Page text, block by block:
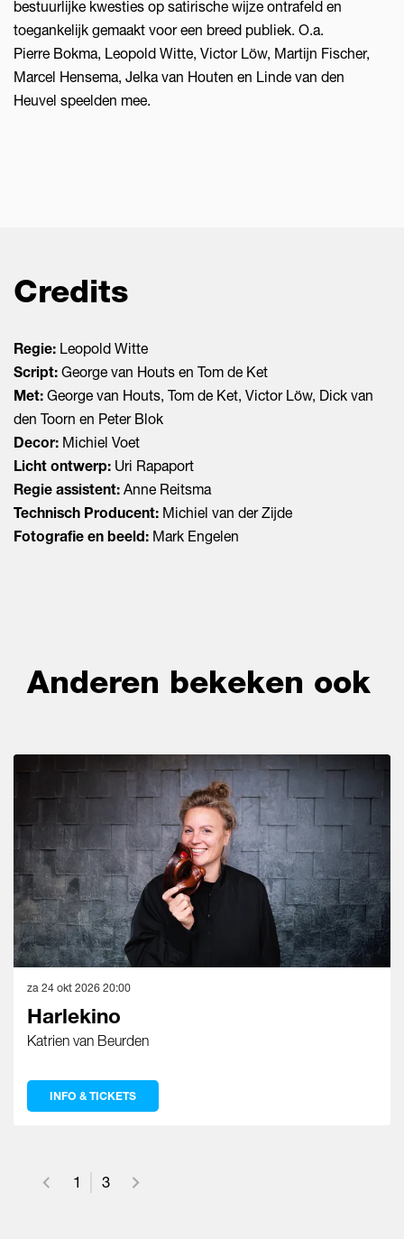
bestuurlijke kwesties op satirische wijze ontrafeld en
toegankelijk gemaakt voor een breed publiek. O.a.
Pierre Bokma, Leopold Witte, Victor Löw, Martijn Fischer,
Marcel Hensema, Jelka van Houten en Linde van den
Heuvel speelden mee.
Credits
Regie: Leopold Witte
Script: George van Houts en Tom de Ket
Met: George van Houts, Tom de Ket, Victor Löw, Dick van
den Toorn en Peter Blok
Decor: Michiel Voet
Licht ontwerp: Uri Rapaport
Regie assistent: Anne Reitsma
Technisch Producent: Michiel van der Zijde
Fotografie en beeld: Mark Engelen
Anderen bekeken ook
Harlekino
Katrien van Beurden
za 24 okt 2026 20:00
INFO & TICKETS
1 3